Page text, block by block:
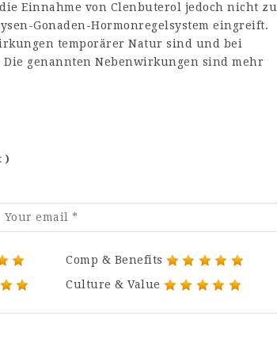
Einnahme von Clenbuterol jedoch nicht zu
Gonaden-Hormonregelsystem eingreift.
temporärer Natur sind und bei
genannten Nebenwirkungen sind mehr
)
Comp & Benefits
Culture & Value